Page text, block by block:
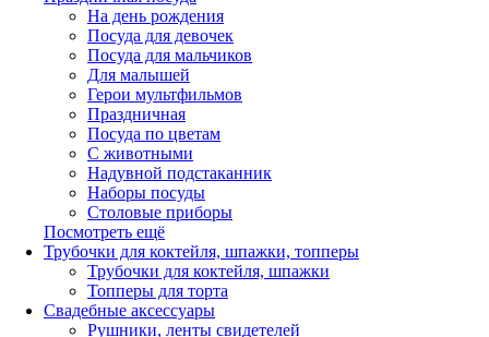
На день рождения
Посуда для девочек
Посуда для мальчиков
Для малышей
Герои мультфильмов
Праздничная
Посуда по цветам
С животными
Надувной подстаканник
Наборы посуды
Столовые приборы
Посмотреть ещё
Трубочки для коктейля, шпажки, топперы
Трубочки для коктейля, шпажки
Топперы для торта
Свадебные аксессуары
Рушники, ленты свидетелей